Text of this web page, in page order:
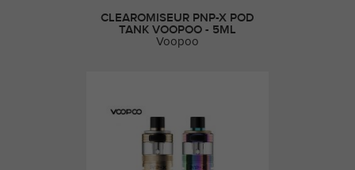
CLEAROMISEUR PNP-X POD
TANK VOOPOO - 5ML
Voopoo